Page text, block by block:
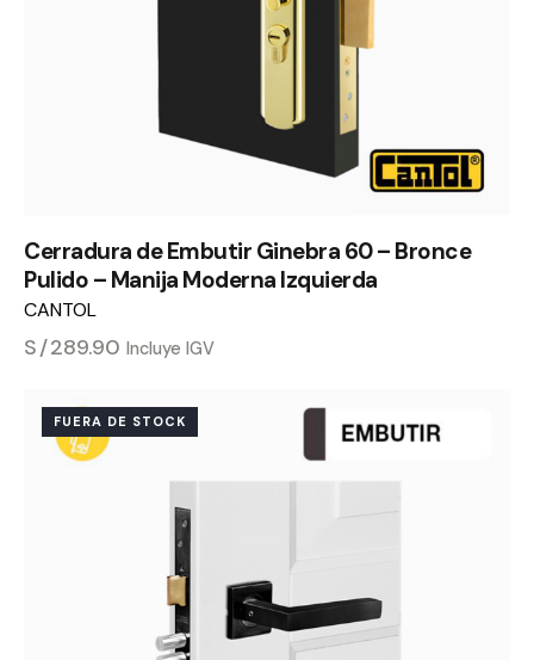
Cerradura de Embutir Ginebra 60 – Bronce
Pulido – Manija Moderna Izquierda
CANTOL
S/289.90 Incluye IGV
FUERA DE STOCK